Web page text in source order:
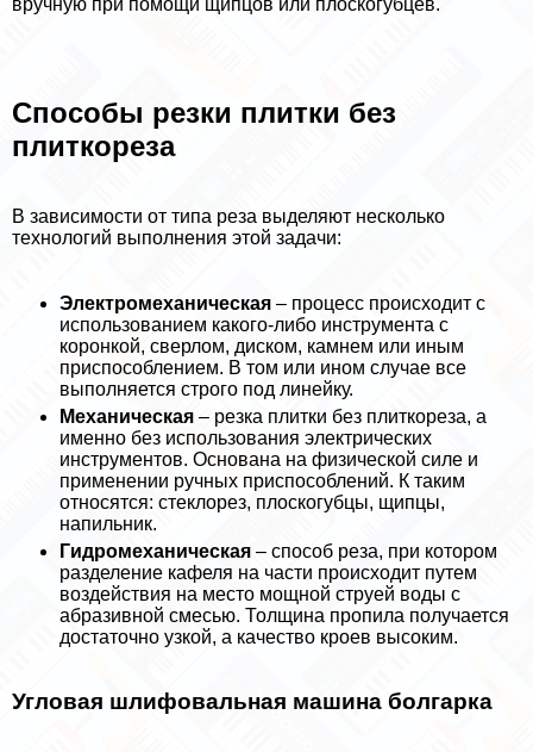
вручную при помощи щипцов или плоскогубцев.
Способы резки плитки без
плиткореза
В зависимости от типа реза выделяют несколько
технологий выполнения этой задачи:
Электромеханическая – процесс происходит с
использованием какого-либо инструмента с
коронкой, сверлом, диском, камнем или иным
приспособлением. В том или ином случае все
выполняется строго под линейку.
Механическая – резка плитки без плиткореза, а
именно без использования электрических
инструментов. Основана на физической силе и
применении ручных приспособлений. К таким
относятся: стеклорез, плоскогубцы, щипцы,
напильник.
Гидромеханическая – способ реза, при котором
разделение кафеля на части происходит путем
воздействия на место мощной струей воды с
абразивной смесью. Толщина пропила получается
достаточно узкой, а качество кроев высоким.
Угловая шлифовальная машина болгарка